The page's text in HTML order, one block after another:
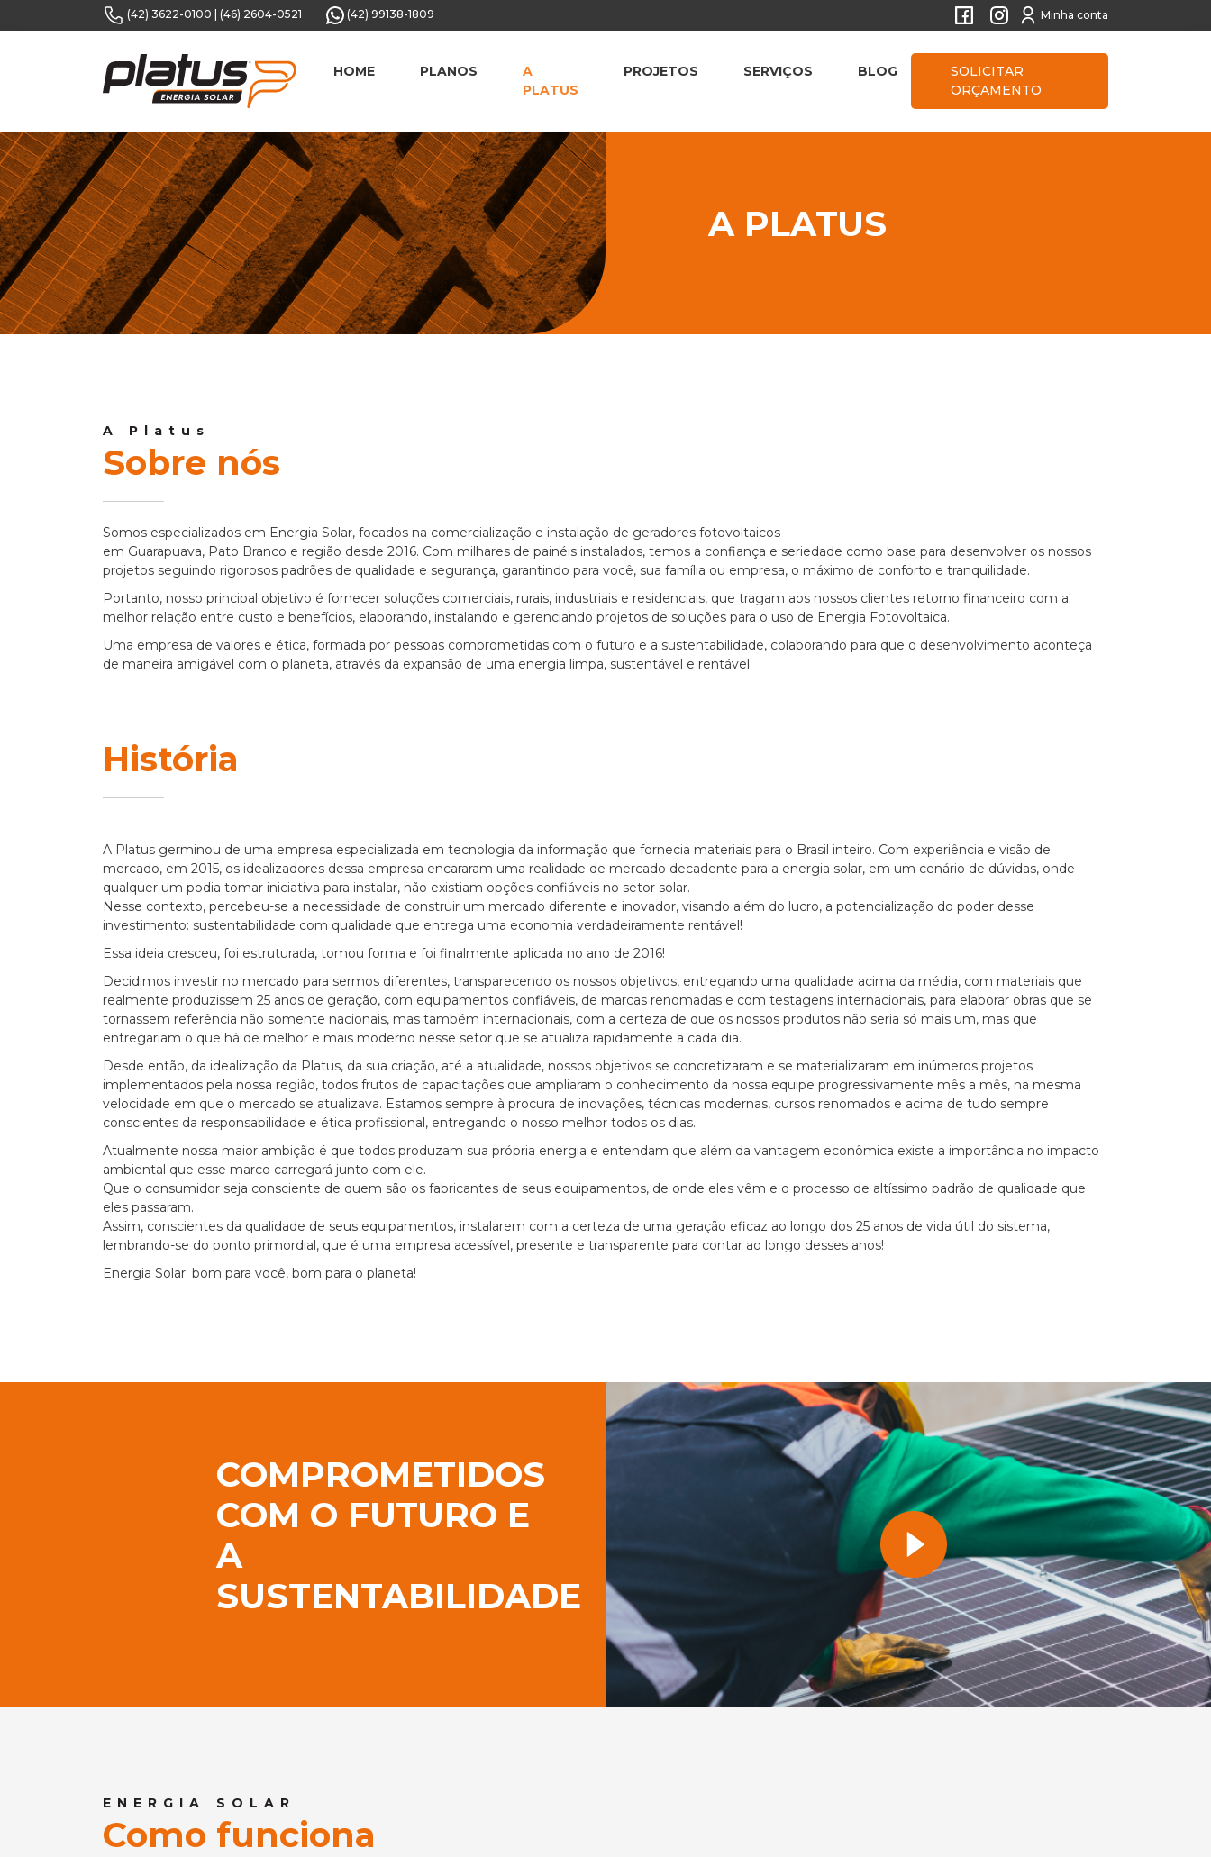
(42) 3622-0100 (46) 2604-0521 (42) 99138-1809 Minha conta
HOME PLANOS
A
PLATUS
PROJETOS SERVIÇOS BLOG
SOLICITAR
ORÇAMENTO
A PLATUS
A Platus
Sobre nós
Somos especializados em Energia Solar, focados na comercialização e instalação de geradores fotovoltaicos
em Guarapuava, Pato Branco e região desde 2016. Com milhares de painéis instalados, temos a confiança e seriedade como base para desenvolver os nossos
projetos seguindo rigorosos padrões de qualidade e segurança, garantindo para você, sua família ou empresa, o máximo de conforto e tranquilidade.
Portanto, nosso principal objetivo é fornecer soluções comerciais, rurais, industriais e residenciais, que tragam aos nossos clientes retorno financeiro com a
melhor relação entre custo e benefícios, elaborando, instalando e gerenciando projetos de soluções para o uso de Energia Fotovoltaica.
Uma empresa de valores e ética, formada por pessoas comprometidas com o futuro e a sustentabilidade, colaborando para que o desenvolvimento aconteça
de maneira amigável com o planeta, através da expansão de uma energia limpa, sustentável e rentável.
História
A Platus germinou de uma empresa especializada em tecnologia da informação que fornecia materiais para o Brasil inteiro. Com experiência e visão de
mercado, em 2015, os idealizadores dessa empresa encararam uma realidade de mercado decadente para a energia solar, em um cenário de dúvidas, onde
qualquer um podia tomar iniciativa para instalar, não existiam opções confiáveis no setor solar.
Nesse contexto, percebeu-se a necessidade de construir um mercado diferente e inovador, visando além do lucro, a potencialização do poder desse
investimento: sustentabilidade com qualidade que entrega uma economia verdadeiramente rentável!
Essa ideia cresceu, foi estruturada, tomou forma e foi finalmente aplicada no ano de 2016!
Decidimos investir no mercado para sermos diferentes, transparecendo os nossos objetivos, entregando uma qualidade acima da média, com materiais que
realmente produzissem 25 anos de geração, com equipamentos confiáveis, de marcas renomadas e com testagens internacionais, para elaborar obras que se
tornassem referência não somente nacionais, mas também internacionais, com a certeza de que os nossos produtos não seria só mais um, mas que
entregariam o que há de melhor e mais moderno nesse setor que se atualiza rapidamente a cada dia.
Desde então, da idealização da Platus, da sua criação, até a atualidade, nossos objetivos se concretizaram e se materializaram em inúmeros projetos
implementados pela nossa região, todos frutos de capacitações que ampliaram o conhecimento da nossa equipe progressivamente mês a mês, na mesma
velocidade em que o mercado se atualizava. Estamos sempre à procura de inovações, técnicas modernas, cursos renomados e acima de tudo sempre
conscientes da responsabilidade e ética profissional, entregando o nosso melhor todos os dias.
Atualmente nossa maior ambição é que todos produzam sua própria energia e entendam que além da vantagem econômica existe a importância no impacto
ambiental que esse marco carregará junto com ele.
Que o consumidor seja consciente de quem são os fabricantes de seus equipamentos, de onde eles vêm e o processo de altíssimo padrão de qualidade que
eles passaram.
Assim, conscientes da qualidade de seus equipamentos, instalarem com a certeza de uma geração eficaz ao longo dos 25 anos de vida útil do sistema,
lembrando-se do ponto primordial, que é uma empresa acessível, presente e transparente para contar ao longo desses anos!
Energia Solar: bom para você, bom para o planeta!
COMPROMETIDOS
COM O FUTURO E
A
SUSTENTABILIDADE
ENERGIA SOLAR
Como funciona